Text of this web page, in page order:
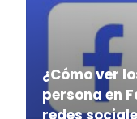
¿Cómo ver
persona en
redes